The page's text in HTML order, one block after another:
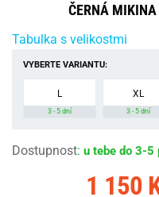
ČERNÁ MIKINA
Tabulka s velikostmi
VYBERTE VARIANTU:
L
3 - 5 dní
XL
3 - 5 dní
Dostupnost: u tebe do 3-5
1 150